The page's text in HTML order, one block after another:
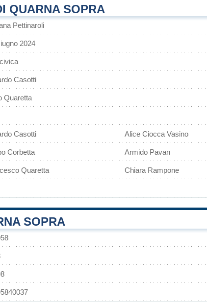
QUARNA SOPRA
Pettinaroli
2024
Casotti
Quaretta
Casotti Alice Ciocca Vasino
Corbetta Armido Pavan
Quaretta Chiara Rampone
SOPRA